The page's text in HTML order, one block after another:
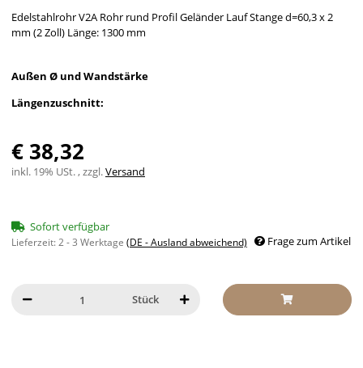
Edelstahlrohr V2A Rohr rund Profil Geländer Lauf Stange d=60,3 x 2
mm (2 Zoll) Länge: 1300 mm
Außen Ø und Wandstärke
Längenzuschnitt:
€ 38,32
inkl. 19% USt. , zzgl.Versand
Sofort verfügbar
Lieferzeit:2 - 3 Werktage (DE - Ausland abweichend) Frage zum Artikel
Stück